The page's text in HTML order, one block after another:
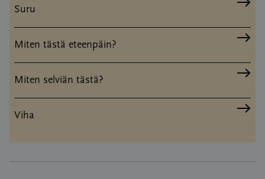
Suru
Miten tästä eteenpäin?
Miten selviän tästä?
Viha